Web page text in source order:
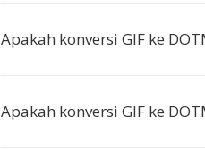
Apakah konversi GIF ke
Apakah konversi GIF ke